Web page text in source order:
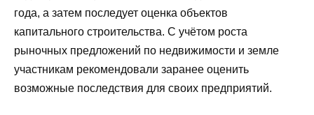
года, а затем последует оценка объектов
капитального строительства. С учётом роста
рыночных предложений по недвижимости и земле
участникам рекомендовали заранее оценить
возможные последствия для своих предприятий.